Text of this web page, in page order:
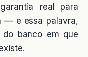
real para
— e essa palavra,
do banco em que